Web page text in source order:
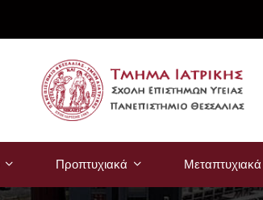
Προπτυχιακά Μεταπτυχιακά